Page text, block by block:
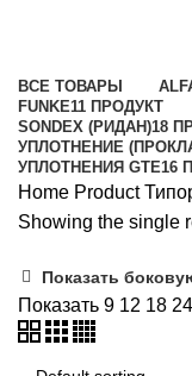
ВСЕ ТОВАРЫ
FUNKE11 ПРОДУКТ
SONDEX (РИДАН)18
УПЛОТНЕНИЕ
УПЛОТНЕНИЯ GTE16
Home Product
Showing the single
Показать
Показать 9 12 18 24